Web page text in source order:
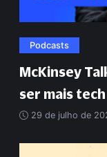
Podcasts
McKinsey
ser mais
29 de julho de